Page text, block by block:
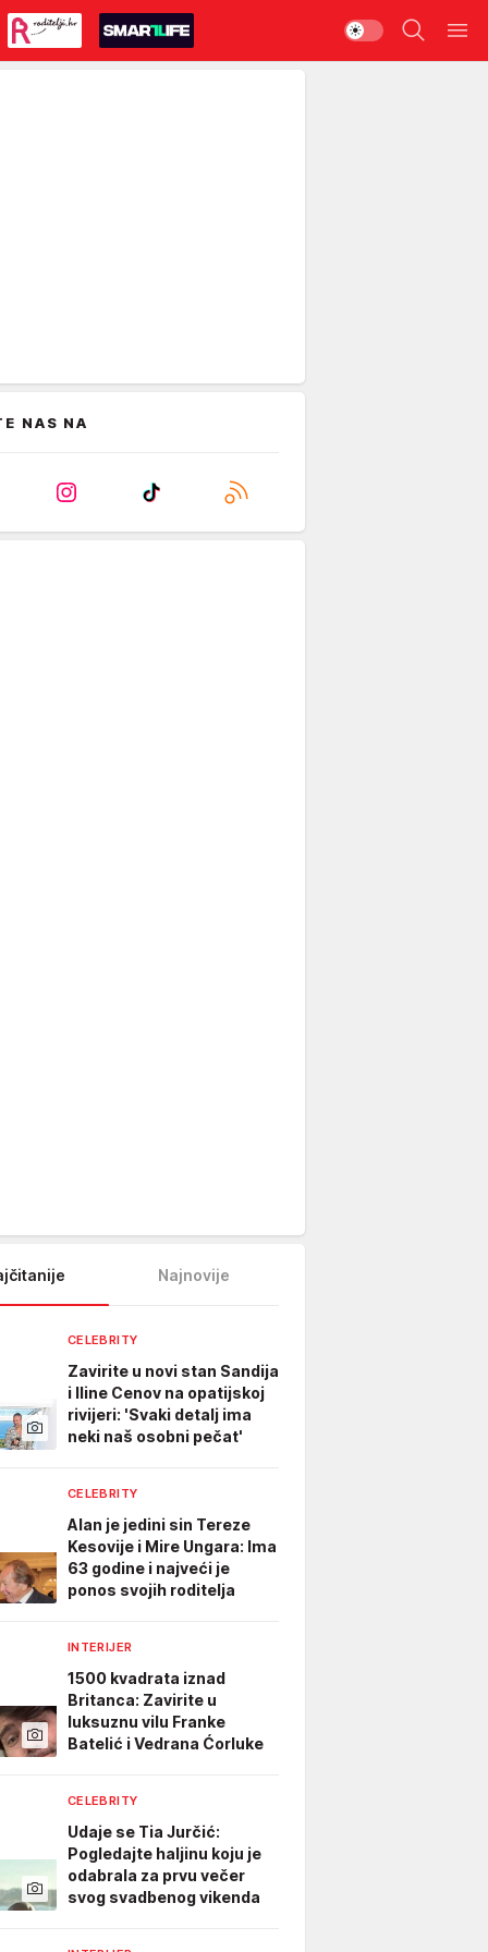
NAS NA
Najnovije
CELEBRITY
Zavirite u novi stan Sandija
i Iline Cenov na opatijskoj
rivijeri: 'Svaki detalj ima
neki naš osobni pečat'
CELEBRITY
Alan je jedini sin Tereze
Kesovije i Mire Ungara: Ima
63 godine i najveći je
ponos svojih roditelja
INTERIJER
1500 kvadrata iznad
Britanca: Zavirite u
luksuznu vilu Franke
Batelić i Vedrana Ćorluke
CELEBRITY
Udaje se Tia Jurčić:
Pogledajte haljinu koju je
odabrala za prvu večer
svog svadbenog vikenda